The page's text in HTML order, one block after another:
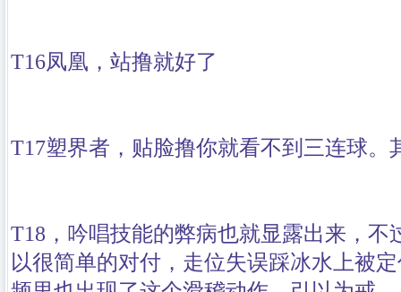
T16凤凰，站撸就好了
T17塑界者，贴脸撸你就看不到三连球。
T18，吟唱技能的弊病也就显露出来，不
以很简单的对付，走位失误踩冰水上被